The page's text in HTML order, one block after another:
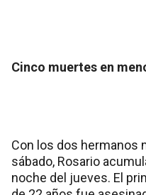
Cinco muertes en
Con los dos hermanos
sábado, Rosario
noche del jueves. El